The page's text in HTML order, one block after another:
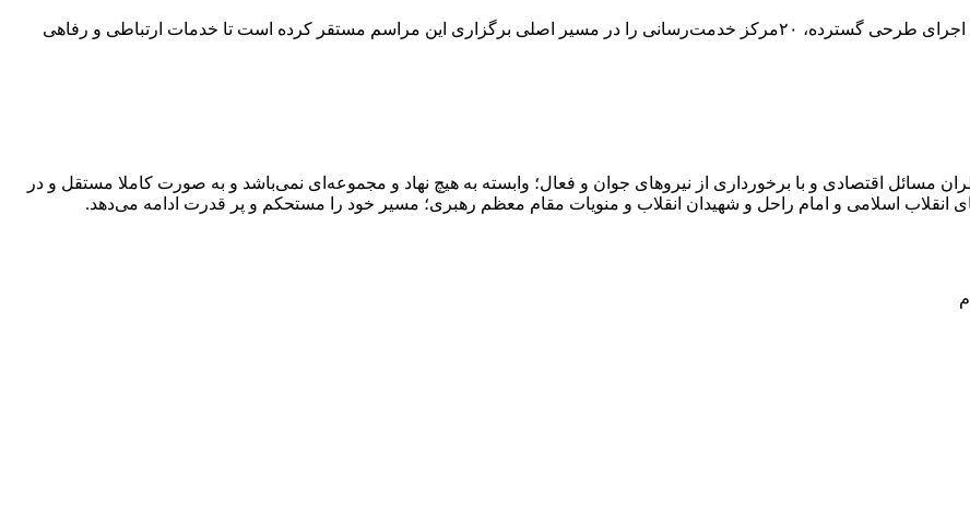
همزمان با برگزاری آئین بدرقه رهبر شهید انقلاب، شرکت همراه اول با اجرای طرحی گسترده، ۲۰مرکز خدمت‌رسانی را در مسیر اصلی برگزاری این مراسم مستقر کرده است تا خدمات ارتباطی و رفاهی
مسائل اقتصادی و با برخورداری از نیروهای جوان و فعال؛ وابسته به هیچ نهاد و مجموعه‌ای نمی‌‌باشد و به صورت کاملا مستقل و در
انقلاب اسلامی و امام راحل و شهیدان انقلاب و منویات مقام معظم رهبری؛ مسیر خود را مستحکم و پر قدرت ادامه می‌دهد.